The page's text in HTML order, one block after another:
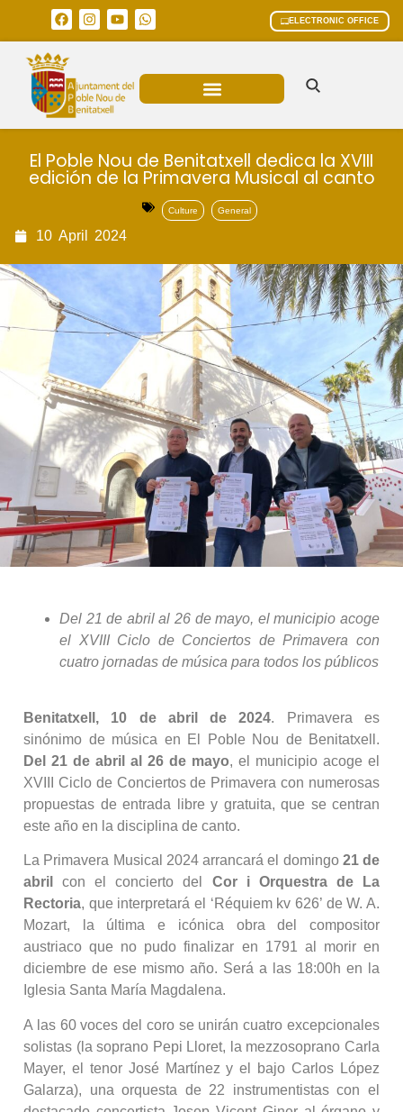
ELECTRONIC OFFICE
El Poble Nou de Benitatxell dedica la XVIII
edición de la Primavera Musical al canto
Culture General
10 April 2024
Del 21 de abril al 26 de mayo, el municipio acoge
el XVIII Ciclo de Conciertos de Primavera con
cuatro jornadas de música para todos los públicos
Benitatxell, 10 de abril de 2024. Primavera es
sinónimo de música en El Poble Nou de Benitatxell.
Del 21 de abril al 26 de mayo, el municipio acoge el
XVIII Ciclo de Conciertos de Primavera con numerosas
propuestas de entrada libre y gratuita, que se centran
este año en la disciplina de canto.
La Primavera Musical 2024 arrancará el domingo 21 de
abril
con el concierto del Cor i Orquestra de La
Rectoria, que interpretará el ‘Réquiem kv 626’ de W. A.
Mozart, la última e icónica obra del compositor
austriaco que no pudo finalizar en 1791 al morir en
diciembre de ese mismo año. Será a las 18:00h en la
Iglesia Santa María Magdalena.
A las 60 voces del coro se unirán cuatro excepcionales
solistas (la soprano Pepi Lloret, la mezzosoprano Carla
Mayer, el tenor José Martínez y el bajo Carlos López
Galarza), una orquesta de 22 instrumentistas con el